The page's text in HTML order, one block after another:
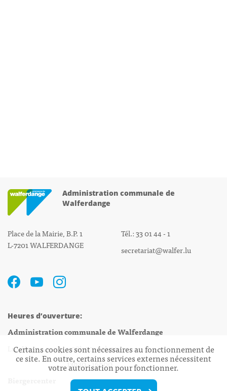
Administration communale de
Walferdange
Place de la Mairie, B.P. 1
L-7201 WALFERDANGE
Tél.: 33 01 44 - 1
secretariat@walfer.lu
Heures d’ouverture:
Administration communale de Walferdange
Lu - Ve 08h00 - 11h30
13h30 - 16h00
Certains cookies sont nécessaires au fonctionnement de
ce site. En outre, certains services externes nécessitent
votre autorisation pour fonctionner.